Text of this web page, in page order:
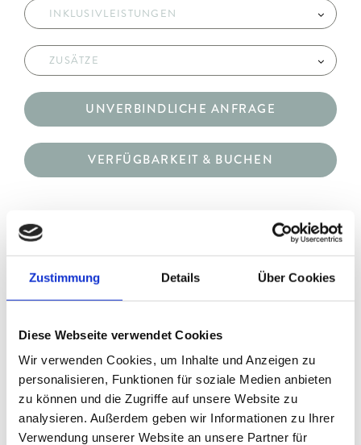
Zustimmung Details Über Cookies
Diese Webseite verwendet Cookies
Wir verwenden Cookies, um Inhalte und Anzeigen zu
personalisieren, Funktionen für soziale Medien anbieten
zu können und die Zugriffe auf unsere Website zu
analysieren. Außerdem geben wir Informationen zu Ihrer
Verwendung unserer Website an unsere Partner für
INKLUSIVLEISTUNGEN
ZUSÄTZE
UNVERBINDLICHE ANFRAGE
VERFÜGBARKEIT & BUCHEN
GIPFELGLÜCK-SUITE
JUNGBRUNNEN-SUITE